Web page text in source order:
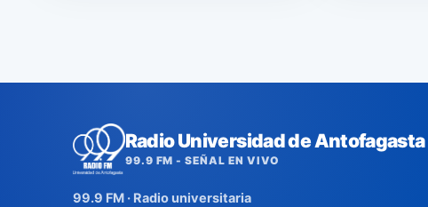
Radio Universidad de Antofagasta
99.9 FM - SEÑAL EN VIVO
99.9 FM · Radio universitaria